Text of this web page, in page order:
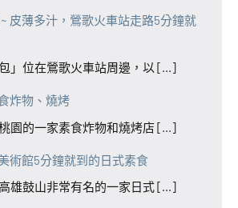
皮薄多汁，鶯歌火車站走路5分鐘就
」位在鶯歌火車站周邊，以 [...]
炸物、燒烤
園的一家素食炸物和燒烤店 [...]
術館5分鐘就到的日式素食
雄鼓山非常有名的一家日式 [...]